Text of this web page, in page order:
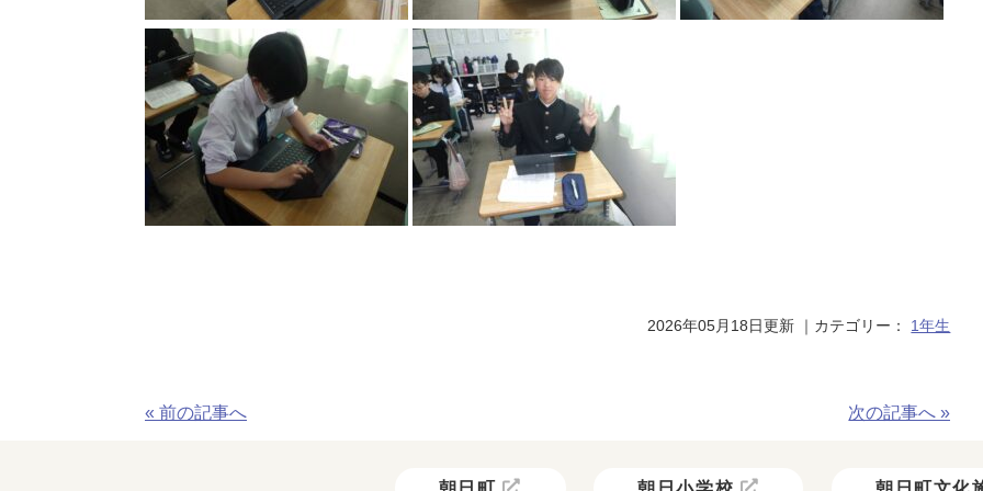
2026年05月18日更新 ｜カテゴリー： 1年生
« 前の記事へ 次の記事へ »